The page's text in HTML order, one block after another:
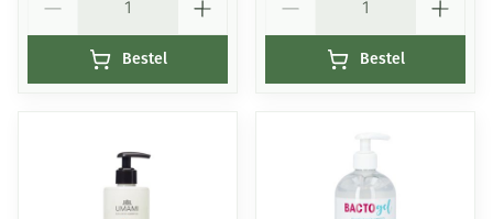
Bestel Bestel